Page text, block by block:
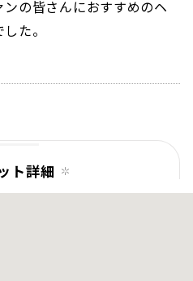
の皆さんにおすすめのヘ
た。
ト詳細